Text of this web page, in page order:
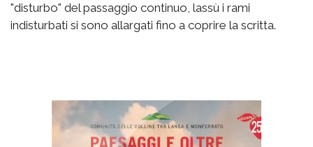
"disturbo" del passaggio continuo, lassù i rami
indisturbati si sono allargati fino a coprire la scritta.